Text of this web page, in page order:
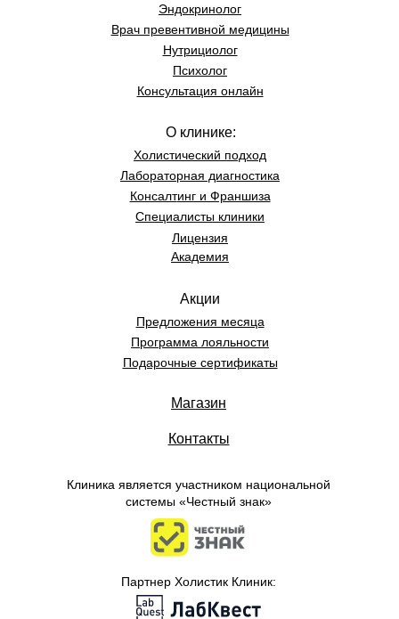
О клинике:
Магазин
Контакты
Эндокринолог
Врач превентивной медицины
Нутрициолог
Психолог
Консультация онлайн
Холистический подход
Лабораторная диагностика
Консалтинг и Франшиза
Специалисты клиники
Клиника является участником национальной
системы «Честный знак»
Партнер Холистик Клиник:
Акции
Предложения месяца
Программа лояльности
Подарочные сертификаты
Лицензия
Академия